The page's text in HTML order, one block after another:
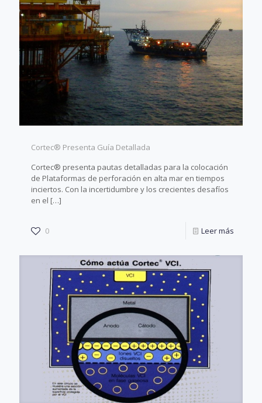
Cortec® Presenta Guía Detallada
Cortec® presenta pautas detalladas para la colocación
de Plataformas de perforación en alta mar en tiempos
inciertos. Con la incertidumbre y los crecientes desafíos
en el […]
0 Leer más